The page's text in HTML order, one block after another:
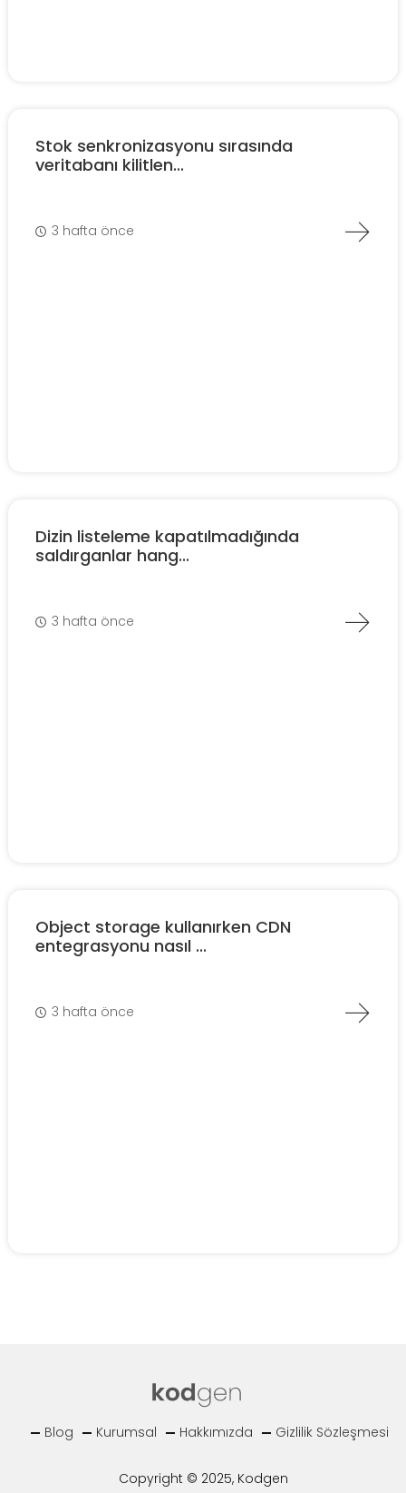
Stok senkronizasyonu sırasında
veritabanı kilitlen...
3 hafta önce
Dizin listeleme kapatılmadığında
saldırganlar hang...
3 hafta önce
Object storage kullanırken CDN
entegrasyonu nasıl ...
3 hafta önce
Blog Kurumsal Hakkımızda Gizlilik Sözleşmesi
Copyright © 2025, Kodgen